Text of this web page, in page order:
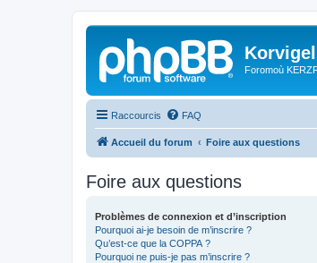
Foromoù
Raccourcis FAQ
Accueil du forum Foire aux questions
Foire aux questions
Problèmes de connexion et d’inscription
Pourquoi ai-je besoin de m’inscrire ?
Qu’est-ce que la COPPA ?
Pourquoi ne puis-je pas m’inscrire ?